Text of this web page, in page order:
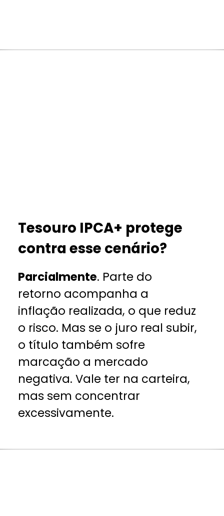
Parcialmente. Parte do
retorno acompanha a
inflação realizada, o que reduz
o risco. Mas se o juro real subir,
o título também sofre
marcação a mercado
negativa. Vale ter na carteira,
mas sem concentrar
excessivamente.
Tesouro IPCA+ protege
contra esse cenário?